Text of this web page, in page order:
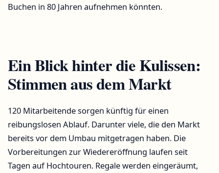
Buchen in 80 Jahren aufnehmen könnten.
Ein Blick hinter die Kulissen:
Stimmen aus dem Markt
120 Mitarbeitende sorgen künftig für einen
reibungslosen Ablauf. Darunter viele, die den Markt
bereits vor dem Umbau mitgetragen haben. Die
Vorbereitungen zur Wiedereröffnung laufen seit
Tagen auf Hochtouren. Regale werden eingeräumt,